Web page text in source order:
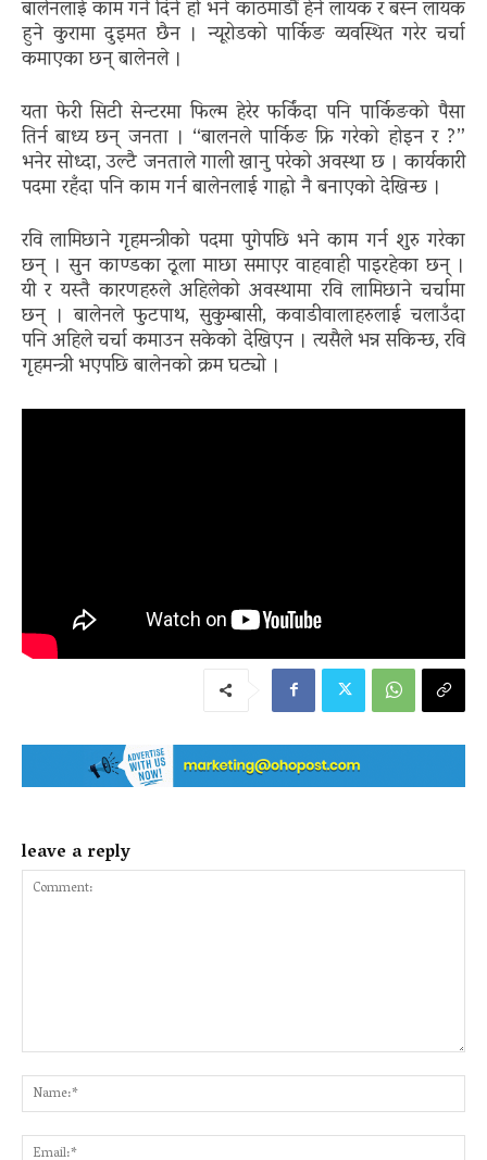
बालेनलाई काम गर्न दिने हो भने काठमाडौं हेर्न लायक र बस्न लायक
हुने कुरामा दुइमत छैन । न्यूरोडको पार्किङ व्यवस्थित गरेर चर्चा
कमाएका छन् बालेनले ।
यता फेरी सिटी सेन्टरमा फिल्म हेरेर फर्किंदा पनि पार्किङको पैसा
तिर्न बाध्य छन् जनता । “बालनले पार्किङ फ्रि गरेको होइन र ?”
भनेर सोध्दा, उल्टै जनताले गाली खानु परेको अवस्था छ । कार्यकारी
पदमा रहँदा पनि काम गर्न बालेनलाई गाह्रो नै बनाएको देखिन्छ ।
रवि लामिछाने गृहमन्त्रीको पदमा पुगेपछि भने काम गर्न शुरु गरेका
छन् । सुन काण्डका ठूला माछा समाएर वाहवाही पाइरहेका छन् ।
यी र यस्तै कारणहरुले अहिलेको अवस्थामा रवि लामिछाने चर्चामा
छन् । बालेनले फुटपाथ, सुकुम्बासी, कवाडीवालाहरुलाई चलाउँदा
पनि अहिले चर्चा कमाउन सकेको देखिएन । त्यसैले भन्न सकिन्छ, रवि
गृहमन्त्री भएपछि बालेनको क्रम घट्यो ।
leave a reply